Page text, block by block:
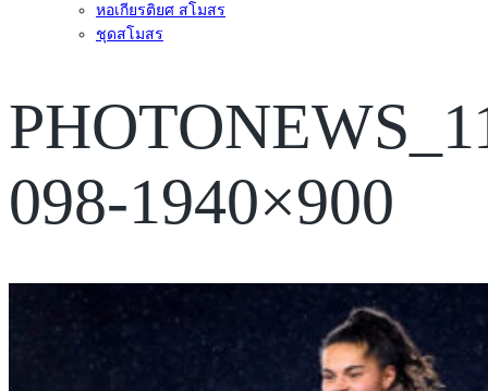
หอเกียรติยศ สโมสร
ชุดสโมสร
098-1940×900